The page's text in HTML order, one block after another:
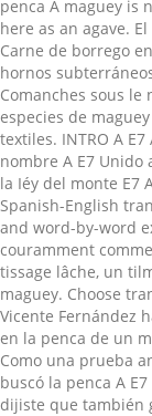
penca A maguey is
here as an agave.
Carne de borrego
hornos
Comanches sous le
especies de
textiles. INTRO A
nombre A E7 Unido
la Iéy del monte E7
Spanish-English
and word-by-word
couramment
tissage lâche, un
maguey. Choose
Vicente Fernández
en la penca de un
Como una prueba
buscó la penca A
dijiste que también